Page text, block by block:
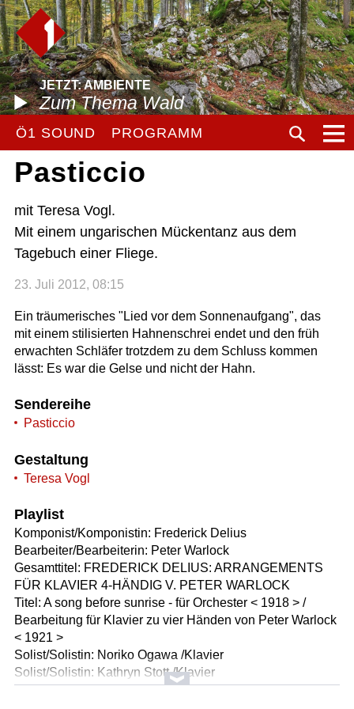
JETZT: AMBIENTE
Zum Thema Wald
Ö1 SOUND PROGRAMM
Pasticcio
mit Teresa Vogl.
Mit einem ungarischen Mückentanz aus dem
Tagebuch einer Fliege.
23. Juli 2012, 08:15
Ein träumerisches "Lied vor dem Sonnenaufgang", das
mit einem stilisierten Hahnenschrei endet und den früh
erwachten Schläfer trotzdem zu dem Schluss kommen
lässt: Es war die Gelse und nicht der Hahn.
Sendereihe
Pasticcio
Gestaltung
Teresa Vogl
Playlist
Komponist/Komponistin: Frederick Delius
Bearbeiter/Bearbeiterin: Peter Warlock
Gesamttitel: FREDERICK DELIUS: ARRANGEMENTS
FÜR KLAVIER 4-HÄNDIG V. PETER WARLOCK
Titel: A song before sunrise - für Orchester < 1918 > /
Bearbeitung für Klavier zu vier Händen von Peter Warlock
< 1921 >
Solist/Solistin: Noriko Ogawa /Klavier
Solist/Solistin: Kathryn Stott /Klavier
Länge: 04:30 min